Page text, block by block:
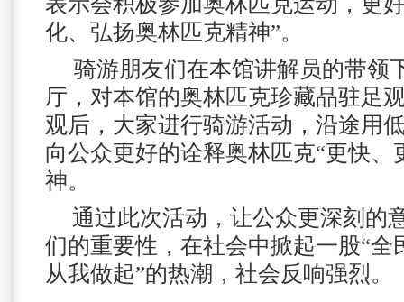
化、弘扬奥林匹克精神”。
骑游朋友们在本馆讲解员的带领
厅，对本馆的奥林匹克珍藏品驻足
观后，大家进行骑游活动，沿途用
向公众更好的诠释奥林匹克“更快、
神。
通过此次活动，让公众更深刻的
们的重要性，在社会中掀起一股“全
从我做起”的热潮，社会反响强烈。